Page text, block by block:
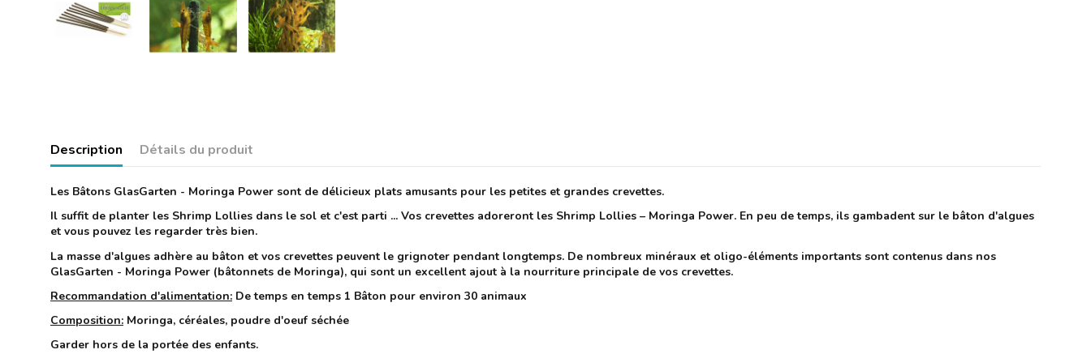
Description Détails du produit
Les Bâtons GlasGarten - Moringa Power sont de délicieux plats amusants pour les petites et grandes crevettes.
Il suffit de planter les Shrimp Lollies dans le sol et c'est parti ... Vos crevettes adoreront les Shrimp Lollies – Moringa Power. En peu de temps, ils gambadent sur le bâton d'algues
et vous pouvez les regarder très bien.
La masse d'algues adhère au bâton et vos crevettes peuvent le grignoter pendant longtemps. De nombreux minéraux et oligo-éléments importants sont contenus dans nos
GlasGarten - Moringa Power (bâtonnets de Moringa), qui sont un excellent ajout à la nourriture principale de vos crevettes.
Recommandation d'alimentation: De temps en temps 1 Bâton pour environ 30 animaux
Composition: Moringa, céréales, poudre d'oeuf séchée
Garder hors de la portée des enfants.